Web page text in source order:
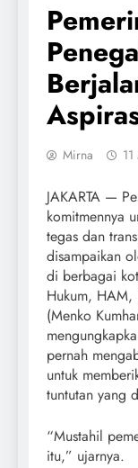
Mirna
JAKARTA —
komitmennya
tegas dan
disampaikan
di berbagai
Hukum, HAM,
(Menko
pernah
untuk
tuntutan yang
“Mustahil
itu,” ujarnya.